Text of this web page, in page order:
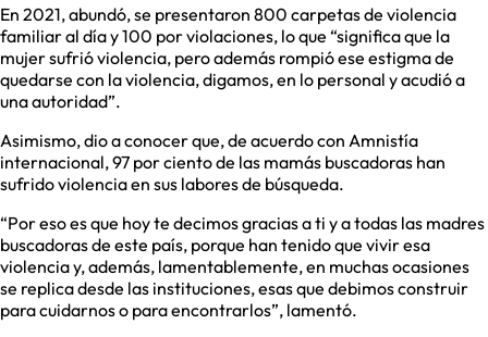
En 2021, abundó, se presentaron 800 carpetas de violencia
familiar al día y 100 por violaciones, lo que “significa que la
mujer sufrió violencia, pero además rompió ese estigma de
quedarse con la violencia, digamos, en lo personal y acudió a
una autoridad”.
Asimismo, dio a conocer que, de acuerdo con Amnistía
internacional, 97 por ciento de las mamás buscadoras han
sufrido violencia en sus labores de búsqueda.
“Por eso es que hoy te decimos gracias a ti y a todas las madres
buscadoras de este país, porque han tenido que vivir esa
violencia y, además, lamentablemente, en muchas ocasiones
se replica desde las instituciones, esas que debimos construir
para cuidarnos o para encontrarlos”, lamentó.